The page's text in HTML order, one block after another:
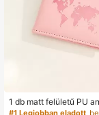
1 db matt felületű PU
útlevelekerték,
#1 Legjobban eladott